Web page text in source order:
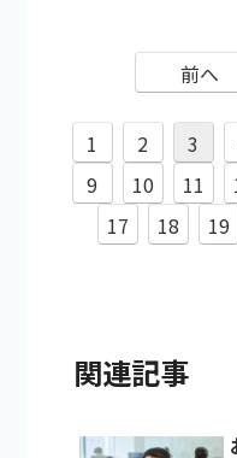
前へ
1 2 3
9
10 11
17
18 19
関連記事